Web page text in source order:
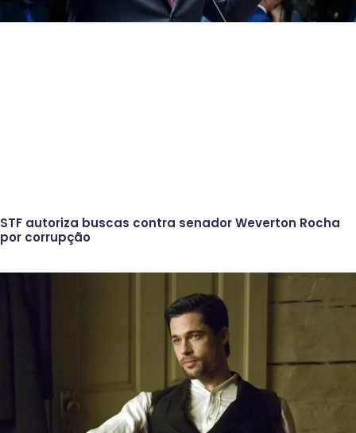
STF autoriza buscas contra senador Weverton Rocha
por corrupção